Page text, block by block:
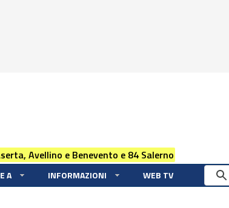
Avellino e Benevento e 84 Salerno
A INFORMAZIONI WEB TV